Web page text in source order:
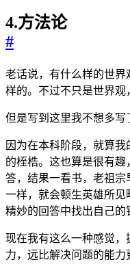
4.方法论
#
老话说，有什么样的世
样的。不过不只是世界观
但是写到这里我不想多写
因为在本科阶段，就算
的桎梏。这也算是很有
答，结果一看书，老祖
一样，就会顿生英雄所见
精妙的回答中找出自己的
现在我有这么一种感觉
力，远比解决问题的能